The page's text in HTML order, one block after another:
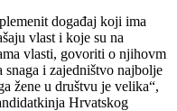
događaj koji ima
vlast i koje su na
vlasti, govoriti o njihovm
snaga i zajedništvo najbolje
žene u društvu je velika“,
Hrvatskog